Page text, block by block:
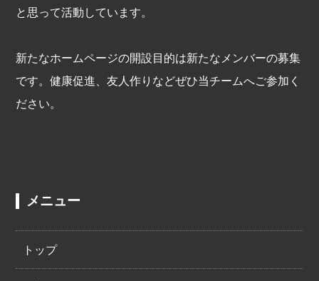
と思って活動しています。
新たなホームページの開設目的は新たなメンバーの募集
です。健康促進、友人作りなどぜひ当チームへご参加く
ださい。
メニュー
トップ